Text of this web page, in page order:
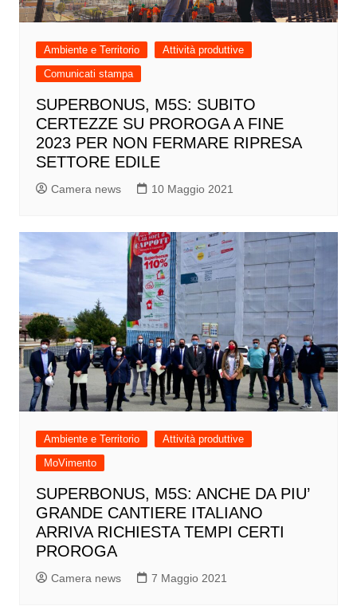
Ambiente e Territorio
Attività produttive
Comunicati stampa
SUPERBONUS, M5S: SUBITO
CERTEZZE SU PROROGA A FINE
2023 PER NON FERMARE RIPRESA
SETTORE EDILE
Camera news 10 Maggio 2021
Ambiente e Territorio
Attività produttive
MoVimento
SUPERBONUS, M5S: ANCHE DA PIU’
GRANDE CANTIERE ITALIANO
ARRIVA RICHIESTA TEMPI CERTI
PROROGA
Camera news 7 Maggio 2021